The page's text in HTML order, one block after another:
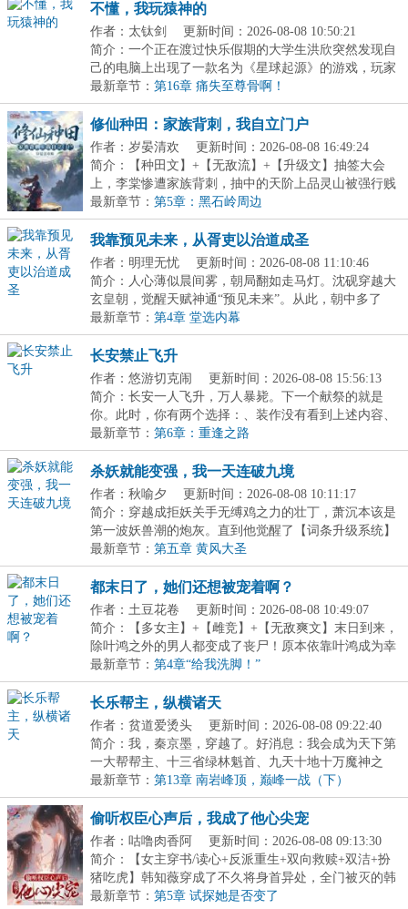
不懂，我玩猿神的
作者：太钛剑
更新时间：2026-08-08 10:50:21
简介：一个正在渡过快乐假期的大学生洪欣突然发现自
己的电脑上出现了一款名为《星球起源》的游戏，玩家
将...
最新章节： 第16章 痛失至尊骨啊！
修仙种田：家族背刺，我自立门户
作者：岁晏清欢
更新时间：2026-08-08 16:49:24
简介：【种田文】+【无敌流】+【升级文】抽签大会
上，李棠惨遭家族背刺，抽中的天阶上品灵山被强行贱
卖。...
最新章节： 第5章：黑石岭周边
我靠预见未来，从胥吏以治道成圣
作者：明理无忧
更新时间：2026-08-08 11:10:46
简介：人心薄似晨间雾，朝局翻如走马灯。沈砚穿越大
玄皇朝，觉醒天赋神通“预见未来”。从此，朝中多了
位...
最新章节： 第4章 堂选内幕
长安禁止飞升
作者：悠游切克闹
更新时间：2026-08-08 15:56:13
简介：长安一人飞升，万人暴毙。下一个献祭的就是
你。此时，你有两个选择：、装作没有看到上述内容、
成为...
最新章节： 第6章：重逢之路
杀妖就能变强，我一天连破九境
作者：秋喻夕
更新时间：2026-08-08 10:11:17
简介：穿越成拒妖关手无缚鸡之力的壮丁，萧沉本该是
第一波妖兽潮的炮灰。直到他觉醒了【词条升级系统】
杀...
最新章节： 第五章 黄风大圣
都末日了，她们还想被宠着啊？
作者：土豆花卷
更新时间：2026-08-08 10:49:07
简介：【多女主】+【雌竞】+【无敌爽文】末日到来，
除叶鸿之外的男人都变成了丧尸！原本依靠叶鸿成为幸
存...
最新章节： 第4章“给我洗脚！”
长乐帮主，纵横诸天
作者：贫道爱烫头
更新时间：2026-08-08 09:22:40
简介：我，秦京墨，穿越了。好消息：我会成为天下第
一大帮帮主、十三省绿林魁首、九天十地十万魔神之
主，...
最新章节： 第13章 南岩峰顶，巅峰一战（下）
偷听权臣心声后，我成了他心尖宠
作者：咕噜肉香阿
更新时间：2026-08-08 09:13:30
简介：【女主穿书/读心+反派重生+双向救赎+双洁+扮
猪吃虎】韩知薇穿成了不久将身首异处，全门被灭的韩
家...
最新章节： 第5章 试探她是否变了